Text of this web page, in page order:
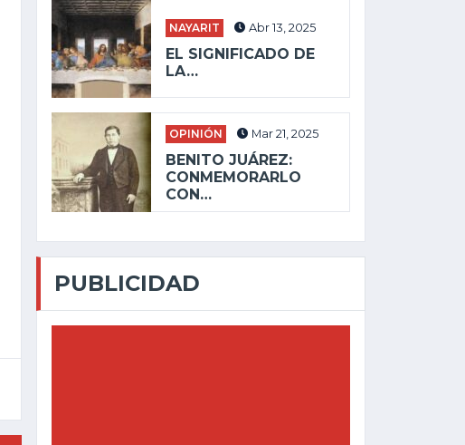
NAYARIT Abr 13, 2025
EL SIGNIFICADO DE
LA…
OPINIÓN Mar 21, 2025
BENITO JUÁREZ:
CONMEMORARLO
CON…
PUBLICIDAD